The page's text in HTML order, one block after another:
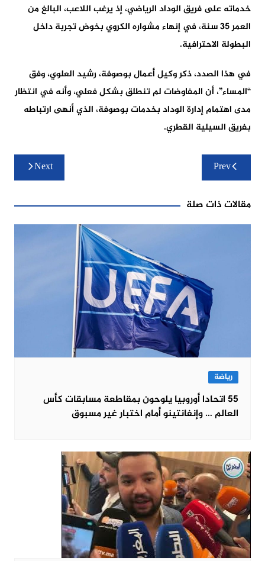
خدماته على فريق الوداد الرياضي، إذ يرغب اللاعب، البالغ من
العمر 35 سنة، في إنهاء مشواره الكروي بخوض تجربة داخل
البطولة الاحترافية.
في هذا الصدد، ذكر وكيل أعمال بوصوفة، رشيد العلوي، وفق
“المساء”، أن المفاوضات لم تنطلق بشكل فعلي، وأنه في انتظار
مدى اهتمام إدارة الوداد بخدمات بوصوفة، الذي أنهى ارتباطه
بفريق السيلية القطري.
تصفّح
المقالاتPrev
Next
مقالات ذات صلة
رياضة
55 اتحادا أوروبيا يلوحون بمقاطعة مسابقات كأس
العالم … وإنفانتينو أمام اختبار غير مسبوق